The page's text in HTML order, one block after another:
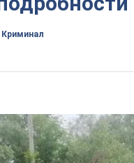
Криминал